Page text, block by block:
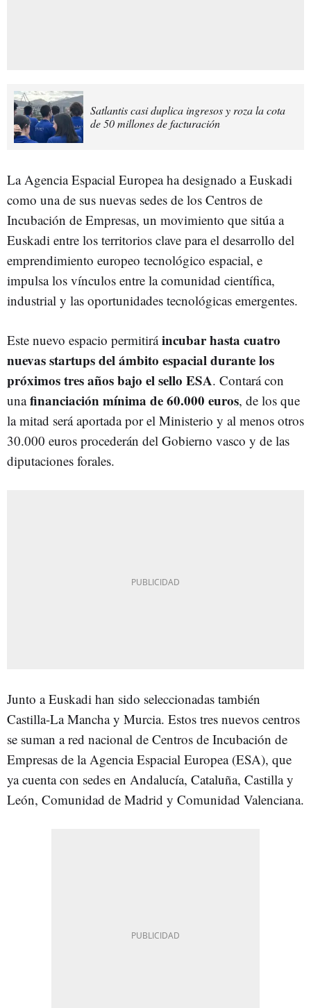
Satlantis casi duplica ingresos y roza la cota
de 50 millones de facturación
La Agencia Espacial Europea ha designado a Euskadi
como una de sus nuevas sedes de los Centros de
Incubación de Empresas, un movimiento que sitúa a
Euskadi entre los territorios clave para el desarrollo del
emprendimiento europeo tecnológico espacial, e
impulsa los vínculos entre la comunidad científica,
industrial y las oportunidades tecnológicas emergentes.
Este nuevo espacio permitiráincubar hasta cuatro
nuevas startups del ámbito espacial durante los
próximos tres años bajo el sello ESA. Contará con
unafinanciación mínima de 60.000 euros, de los que
la mitad será aportada por el Ministerio y al menos otros
30.000 euros procederán del Gobierno vasco y de las
diputaciones forales.
Junto a Euskadi han sido seleccionadas también
Castilla-La Mancha y Murcia. Estos tres nuevos centros
se suman a red nacional de Centros de Incubación de
Empresas de la Agencia Espacial Europea (ESA), que
ya cuenta con sedes en Andalucía, Cataluña, Castilla y
León, Comunidad de Madrid y Comunidad Valenciana.